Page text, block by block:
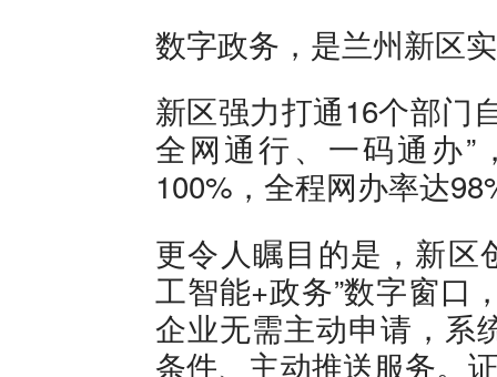
数字政务，是兰州新区
新区强力打通16个部门
全网通行、一码通办
100%，全程网办率达
更令人瞩目的是，新区
工智能+政务”数字窗口
企业无需主动申请，系
条件、主动推送服务。